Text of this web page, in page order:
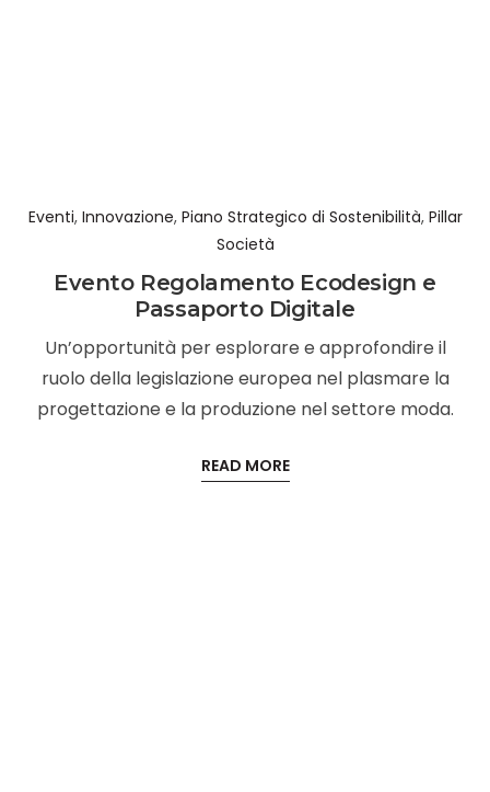
Eventi, Innovazione, Piano Strategico di Sostenibilità, Pillar
Società
Evento Regolamento Ecodesign e
Passaporto Digitale
Un’opportunità per esplorare e approfondire il
ruolo della legislazione europea nel plasmare la
progettazione e la produzione nel settore moda.
READ MORE